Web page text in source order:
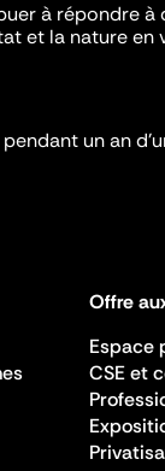
à répondre à
et la nature en
un an
Offre
Espace
CSE et